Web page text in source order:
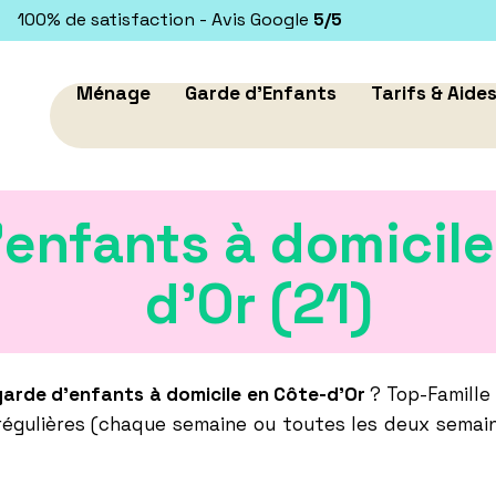
100% de satisfaction - Avis Google 5/5
Ménage Garde d'Enfants Tarifs & Aides
à
d’Or (21)
d'enfants à domicile en Côte-d’Or ? Top-
(chaque semaine ou toutes les deux